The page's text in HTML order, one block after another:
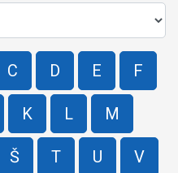
C D E F
K L M
Š T U V